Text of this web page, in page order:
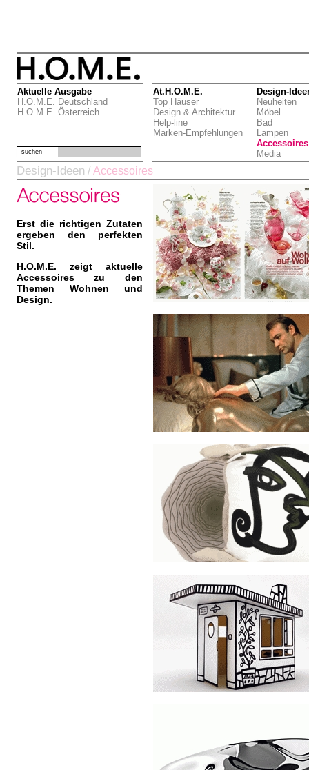
Aktuelle Ausgabe
H.O.M.E. Deutschland
H.O.M.E. Österreich
At.H.O.M.E.
Top Häuser
Design & Architektur
Help-line
Marken-Empfehlungen
Design-
Neuheiten
Möbel
Bad
Lampen
Accessoires
Media
suchen
Design-Ideen / Accessoires
Erst die richtigen Zutaten
ergeben den perfekten
Stil.
H.O.M.E. zeigt aktuelle
Accessoires zu den
Themen Wohnen und
Design.